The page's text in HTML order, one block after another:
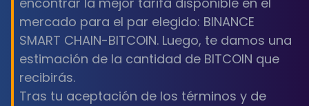
mercado para el par elegido: BINANCE
SMART CHAIN-BITCOIN. Luego, te damos una
estimación de la cantidad de BITCOIN que
recibirás.
Tras tu aceptación de los términos y de